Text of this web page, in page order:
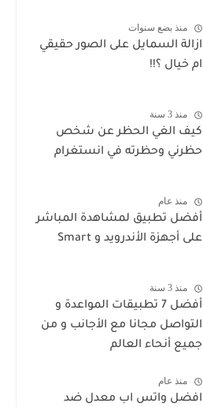
منذ بضع سنوات
ازالة السمايل على الصور حقيقي
ام خيال ؟!!
منذ 3 سنة
كيف الغي الحظر عن شخص
حظرني وحظرته في انستغرام
منذ عام
أفضل تطبيق لمشاهدة المباشر
على أجهزة الأندرويد و Smart
منذ 3 سنة
أفضل 7 تطبيقات المواعدة و
التواصل مجانا مع الأجانب و من
جميع أنحاء العالم
منذ عام
افضل واتس اب معدل ضد